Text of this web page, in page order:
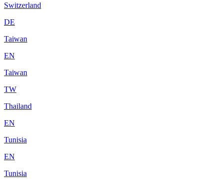
Switzerland
DE
Taiwan
EN
Taiwan
TW
Thailand
EN
Tunisia
EN
Tunisia